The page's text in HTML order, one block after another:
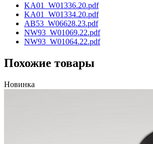
KA01_W01336.20.pdf
KA01_W01334.20.pdf
AB53_W06628.23.pdf
NW93_W01069.22.pdf
NW93_W01064.22.pdf
Похожие товары
Новинка